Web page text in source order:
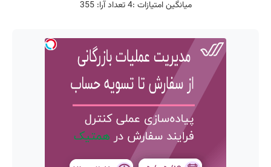
میانگین امتیازات :4تعداد آرا:355